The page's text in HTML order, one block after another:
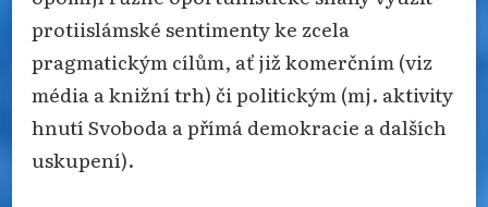
protiislámské sentimenty ke zcela
pragmatickým cílům, ať již komerčním (viz
média a knižní trh) či politickým (mj. aktivity
hnutí Svoboda a přímá demokracie a dalších
uskupení).